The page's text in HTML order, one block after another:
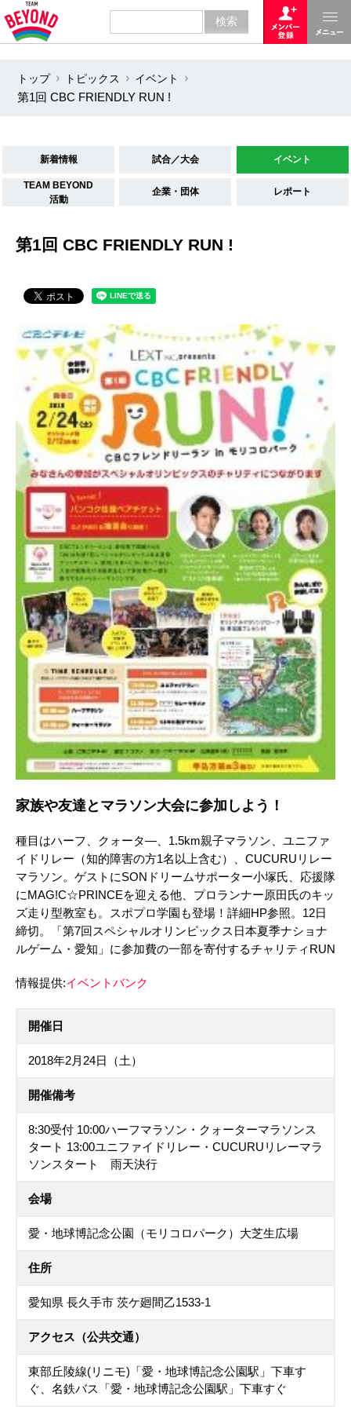
トップ トピックス
イベント
第1回 CBC FRIENDLY RUN !
新着情報 試合／大会 イベント
TEAM BEYOND
活動
企業・団体 レポート
第1回 CBC FRIENDLY RUN !
家族や友達とマラソン大会に参加しよう！
種目はハーフ、クォータ―、1.5km親子マラソン、ユニファ
イドリレー（知的障害の方1名以上含む）、CUCURUリレー
マラソン。ゲストにSONドリームサポーター小塚氏、応援隊
にMAG!C☆PRINCEを迎える他、プロランナー原田氏のキッ
ズ走り型教室も。スポプロ学園も登場！詳細HP参照。12日
締切。「第7回スペシャルオリンピックス日本夏季ナショナ
ルゲーム・愛知」に参加費の一部を寄付するチャリティRUN
情報提供:イベントバンク
開催日
2018年2月24日（土）
開催備考
8:30受付 10:00ハーフマラソン・クォーターマラソンス
タート 13:00ユニファイドリレー・CUCURUリレーマラ
ソンスタート 雨天決行
会場
愛・地球博記念公園（モリコロパーク）大芝生広場
住所
愛知県 長久手市 茨ケ廻間乙1533-1
アクセス（公共交通）
東部丘陵線(リニモ)「愛・地球博記念公園駅」下車す
ぐ、名鉄バス「愛・地球博記念公園駅」下車すぐ